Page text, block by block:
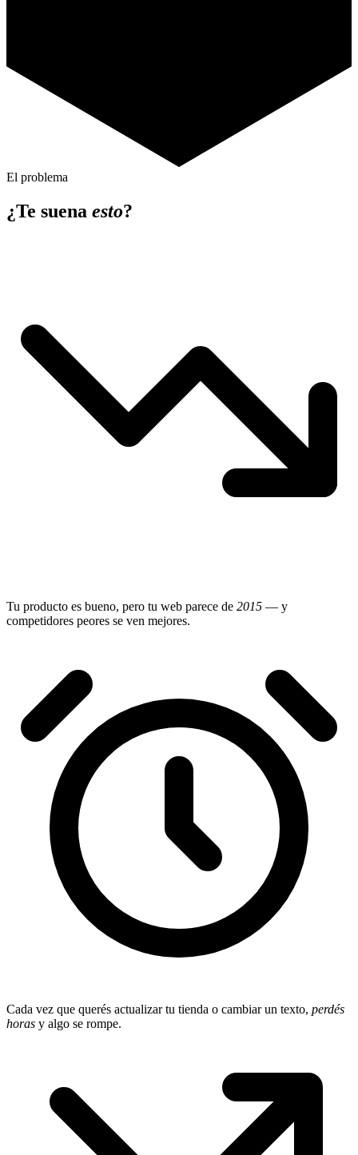
El problema
¿Te suena esto?
Tu producto es bueno, pero tu web parece de 2015 — y
competidores peores se ven mejores.
Cada vez que querés actualizar tu tienda o cambiar un texto, perdés
horas y algo se rompe.